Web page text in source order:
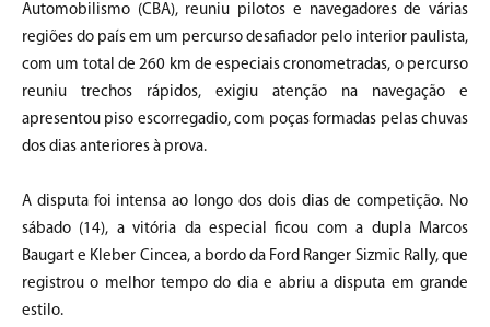
Automobilismo (CBA), reuniu pilotos e navegadores de várias
regiões do país em um percurso desafiador pelo interior paulista,
com um total de 260 km de especiais cronometradas, o percurso
reuniu trechos rápidos, exigiu atenção na navegação e
apresentou piso escorregadio, com poças formadas pelas chuvas
dos dias anteriores à prova.
A disputa foi intensa ao longo dos dois dias de competição. No
sábado (14), a vitória da especial ficou com a dupla Marcos
Baugart e Kleber Cincea, a bordo da Ford Ranger Sizmic Rally, que
registrou o melhor tempo do dia e abriu a disputa em grande
estilo.